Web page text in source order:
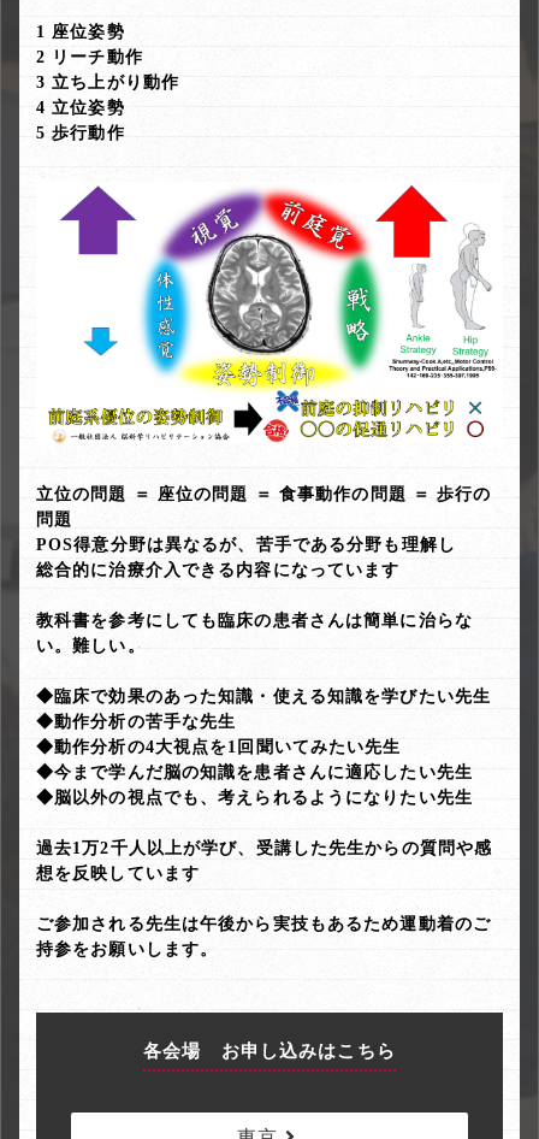
1 座位姿勢
2 リーチ動作
3 立ち上がり動作
4 立位姿勢
5 歩行動作
立位の問題 ＝ 座位の問題 ＝ 食事動作の問題 ＝ 歩行の
問題
POS得意分野は異なるが、苦手である分野も理解し
総合的に治療介入できる内容になっています
教科書を参考にしても臨床の患者さんは簡単に治らな
い。難しい。
◆臨床で効果のあった知識・使える知識を学びたい先生
◆動作分析の苦手な先生
◆動作分析の4大視点を1回聞いてみたい先生
◆今まで学んだ脳の知識を患者さんに適応したい先生
◆脳以外の視点でも、考えられるようになりたい先生
過去1万2千人以上が学び、受講した先生からの質問や感
想を反映しています
ご参加される先生は午後から実技もあるため運動着のご
持参をお願いします。
各会場 お申し込みはこちら